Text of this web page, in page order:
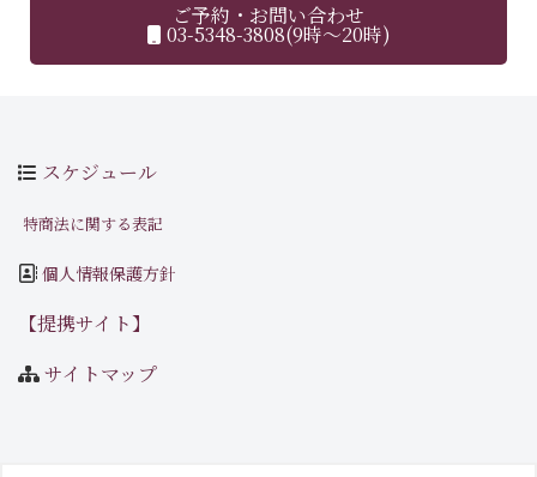
ご予約・お問い合わせ
03-5348-3808(9時～20時)
スケジュール
特商法に関する表記
個人情報保護方針
【提携サイト】
サイトマップ